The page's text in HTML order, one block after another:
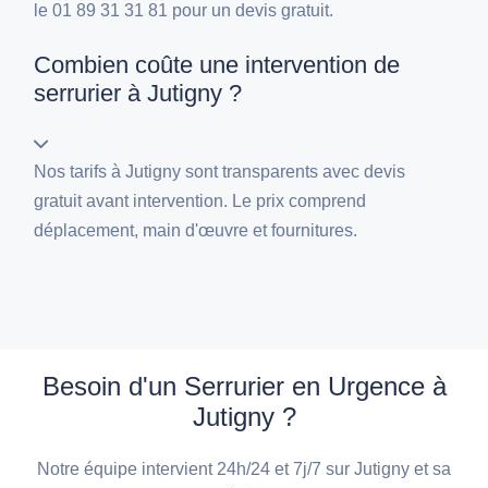
le 01 89 31 31 81 pour un devis gratuit.
Combien coûte une intervention de
serrurier à Jutigny ?
Nos tarifs à Jutigny sont transparents avec devis
gratuit avant intervention. Le prix comprend
déplacement, main d'œuvre et fournitures.
Besoin d'un Serrurier en Urgence à
Jutigny ?
Notre équipe intervient 24h/24 et 7j/7 sur Jutigny et sa